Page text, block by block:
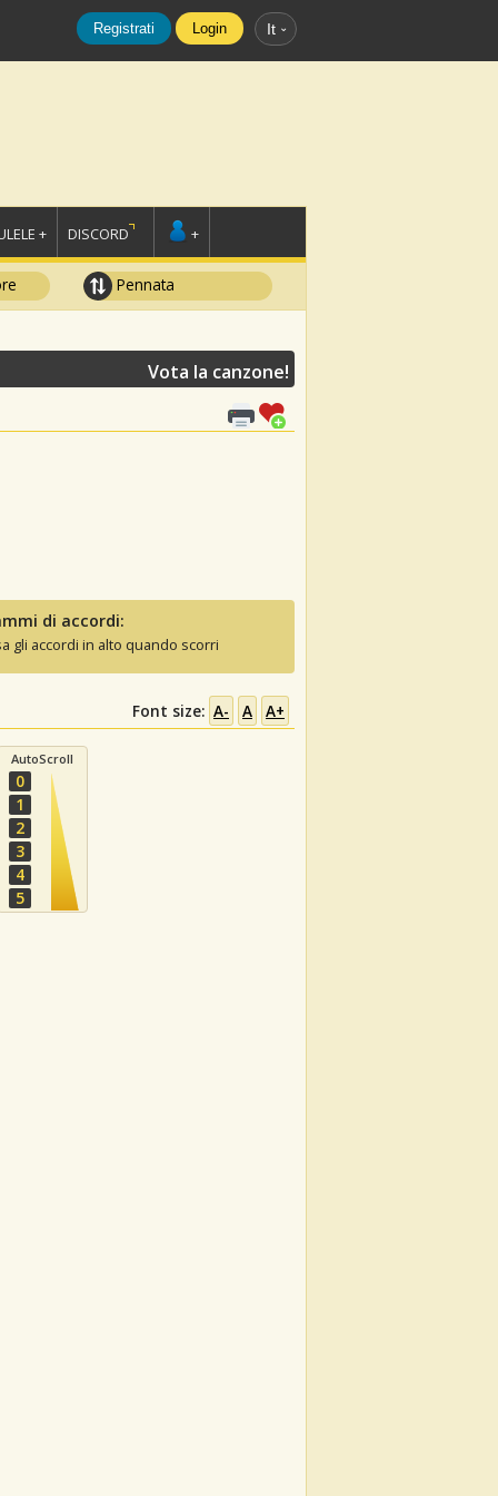
Registrati Login It
+ DISCORD +
Pennata
Vota la canzone!
di accordi:
gli accordi in alto quando scorri
Font size: A- A A+
AutoScroll
0
1
2
3
4
5